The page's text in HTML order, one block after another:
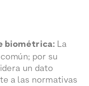
biométrica: La
por su
un dato
a las normativas